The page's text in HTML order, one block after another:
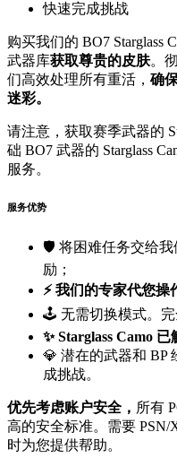
快速完成挑战
购买我们的 BO7 Starglass
武器库获取尊贵的皮肤。
们高效处理所有重活， 确
迷彩。
请注意，获取赛季武器的
础 BO7 武器的 Starglass
服务。
服务优势
🛡️ 将困难任务交给我
励；
⚡ 我们的专家代您
🕹️ 无需切换模式。完
✨Starglass Camo
💎 潜在的武器和 BP
成挑战。
优先考虑账户安全， 所有
高的安全标准。需要
时为您提供帮助。